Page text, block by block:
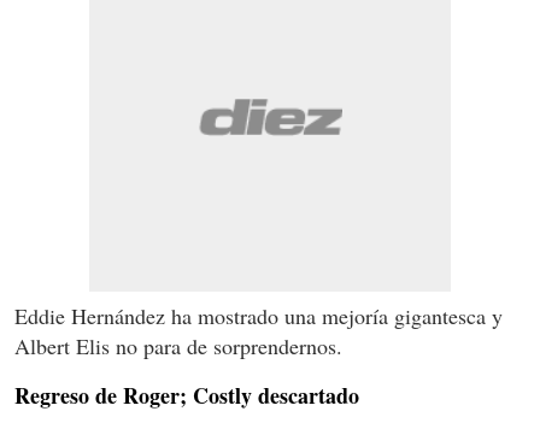
Eddie Hernández ha mostrado una mejoría gigantesca y
Albert Elis no para de sorprendernos.
Regreso de Roger; Costly descartado